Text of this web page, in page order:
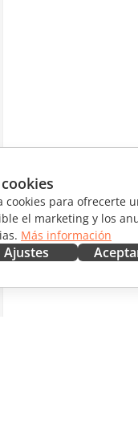
para ofrecerte
el marketing y los
Más información
Ajustes